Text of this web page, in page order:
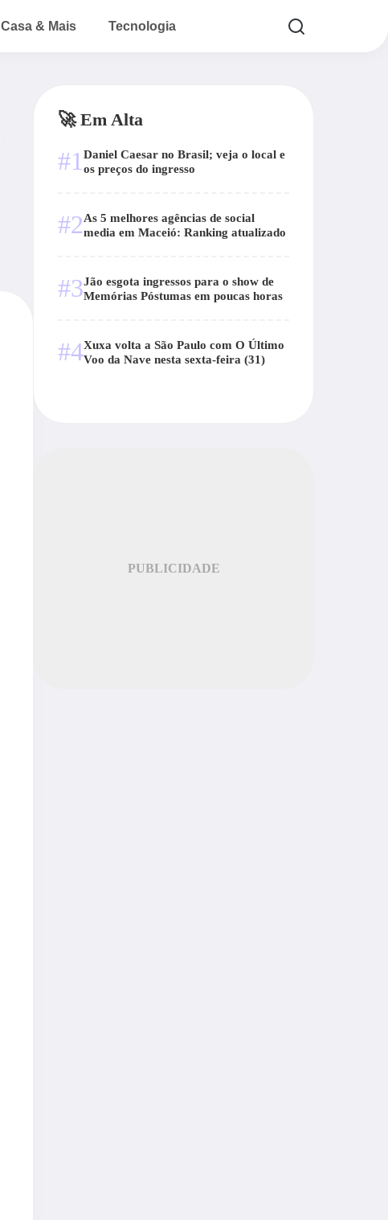
Casa & Mais Tecnologia
🚀 Em Alta
#1 Daniel Caesar no Brasil; veja o local e
os preços do ingresso
#2As 5 melhores agências de social
media em Maceió: Ranking atualizado
#3Jão esgota ingressos para o show de
Memórias Póstumas em poucas horas
#4Xuxa volta a São Paulo com O Último
Voo da Nave nesta sexta-feira (31)
PUBLICIDADE